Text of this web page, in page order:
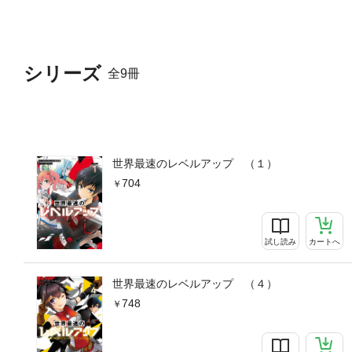
シリーズ 全9冊
世界最速のレベルアップ （１）
704
試し読み カートへ
世界最速のレベルアップ （４）
748